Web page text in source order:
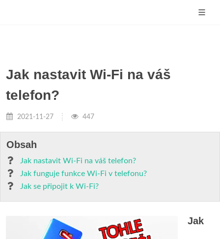
Jak nastavit Wi-Fi na váš
telefon?
2021-11-27 447
Obsah
Jak nastavit Wi-Fi na váš telefon?
Jak funguje funkce Wi-Fi v telefonu?
Jak se připojit k Wi-Fi?
Jak